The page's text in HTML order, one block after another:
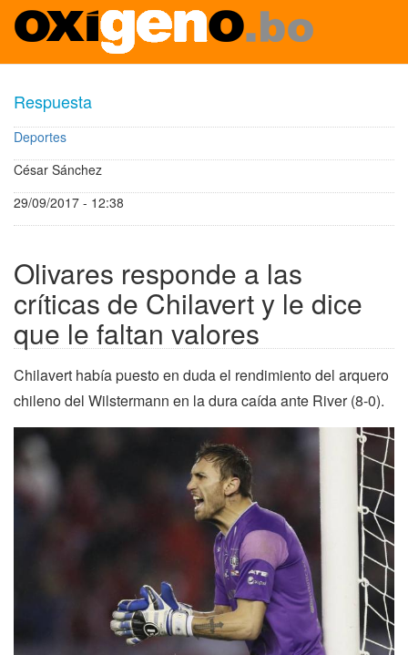
Pasar
contenido
principal
Respuesta
Deportes
César Sánchez
29/09/2017 - 12:38
Olivares responde a las
críticas de Chilavert y le dice
que le faltan valores
Chilavert había puesto en duda el rendimiento del arquero
chileno del Wilstermann en la dura caída ante River (8-0).